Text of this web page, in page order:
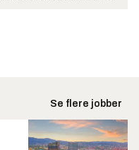
Se flere jobber